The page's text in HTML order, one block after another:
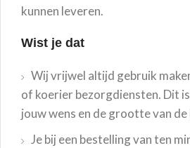
kunnen leveren.
Wist je dat
Wij vrijwel altijd gebruik
of koerier bezorgdiensten. Dit
jouw wens en de grootte van
Je bij een bestelling van ten